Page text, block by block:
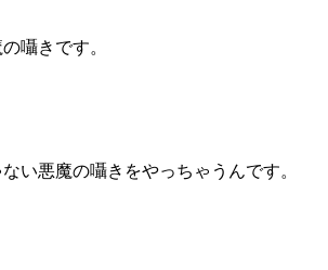
囁きです。
い悪魔の囁きをやっちゃうんです。